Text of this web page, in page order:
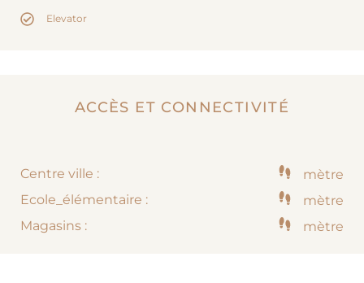
Elevator
ACCÈS ET CONNECTIVITÉ
Centre ville :
mètre
Ecole_élémentaire :
mètre
Magasins :
mètre